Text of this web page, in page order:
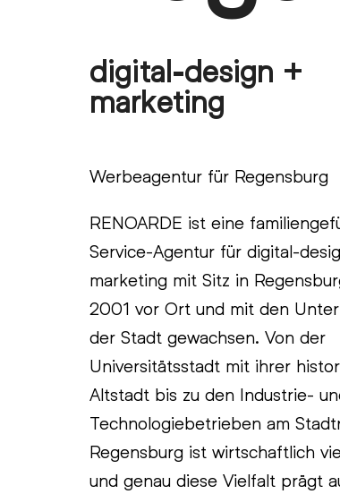
digital-design +
marketing
Werbeagentur für Regensburg
RENOARDE ist eine
Service-Agentur für digital-
marketing mit Sitz in
2001 vor Ort und mit den
der Stadt gewachsen. Von der
Universitätsstadt mit ihrer
Altstadt bis zu den Industrie-
Technologiebetrieben am
Regensburg ist wirtschaftlich
und genau diese Vielfalt prägt